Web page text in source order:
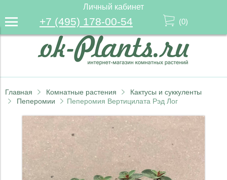
Личный кабинет
+7 (495) 178-00-54 (0)
Главная Комнатные растения
Кактусы и суккуленты
Пеперомии
Пеперомия Вертицилата Рэд Лог